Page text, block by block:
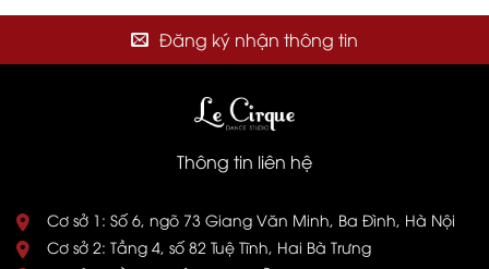
Đăng ký nhận thông tin
Thông tin liên hệ
Cơ sở 1: Số 6, ngõ 73 Giang Văn Minh, Ba Đình, Hà Nội
Cơ sở 2: Tầng 4, số 82 Tuệ Tĩnh, Hai Bà Trưng